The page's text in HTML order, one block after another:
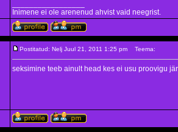
Inimene ei ole arenenud ahvist vaid neegrist.
Postitatud: Nelj Juul 21, 2011 1:25 pm Teema:
seksimine teeb ainult head kes ei usu proovigu